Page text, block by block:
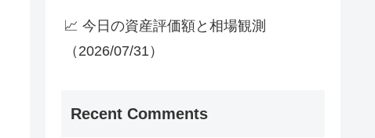
📈 今日の資産評価額と相場観測
（2026/07/31）
Recent Comments